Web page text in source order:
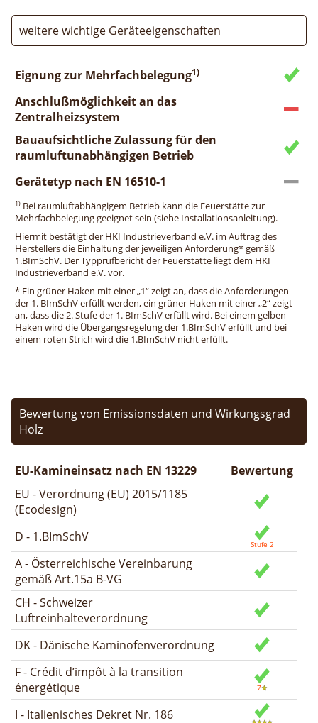
weitere wichtige Geräteeigenschaften
Eignung zur Mehrfachbelegung1)
Anschlußmöglichkeit an das
Zentralheizsystem
Bauaufsichtliche Zulassung für den
raumluftunabhängigen Betrieb
Gerätetyp nach EN 16510-1
1) Bei raumluftabhängigem Betrieb kann die Feuerstätte zur
Mehrfachbelegung geeignet sein (siehe Installationsanleitung).
Hiermit bestätigt der HKI Industrieverband e.V. im Auftrag des
Herstellers die Einhaltung der jeweiligen Anforderung* gemäß
1.BImSchV. Der Typprüfbericht der Feuerstätte liegt dem HKI
Industrieverband e.V. vor.
* Ein grüner Haken mit einer „1“ zeigt an, dass die Anforderungen
der 1. BImSchV erfüllt werden, ein grüner Haken mit einer „2“ zeigt
an, dass die 2. Stufe der 1. BImSchV erfüllt wird. Bei einem gelben
Haken wird die Übergangsregelung der 1.BImSchV erfüllt und bei
einem roten Strich wird die 1.BImSchV nicht erfüllt.
Bewertung von Emissionsdaten und Wirkungsgrad
Holz
EU-Kamineinsatz nach EN 13229
Bewertung
EU - Verordnung (EU) 2015/1185
(Ecodesign)
D - 1.BImSchV
A - Österreichische Vereinbarung
gemäß Art.15a B-VG
CH - Schweizer
Luftreinhalteverordnung
DK - Dänische Kaminofenverordnung
F - Crédit d’impôt à la transition
énergétique
I - Italienisches Dekret Nr. 186